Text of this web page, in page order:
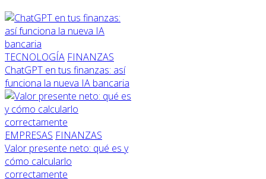
TECNOLOGÍA FINANZAS
ChatGPT en tus finanzas: así
funciona la nueva IA bancaria
EMPRESAS FINANZAS
Valor presente neto: qué es y
cómo calcularlo
correctamente